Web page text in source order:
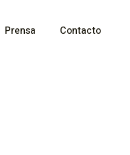
Prensa Contacto